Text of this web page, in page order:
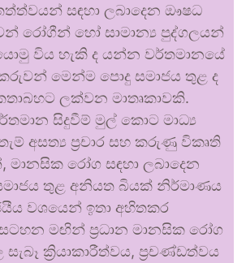
සඳහා ලබාදෙන ඖෂධ
රෝගීන් හෝ සාමාන්‍ය පුද්ගලයන්
විය හැකි ද යන්න වර්තමානයේ
මෙන්ම පොදු සමාජය තුළ ද
ලක්වන මාතෘකාවකි.
සිදුවීම් මුල් කොට මාධ්‍ය
අසත්‍ය ප්‍රචාර සහ කරුණු විකෘති
රෝග සඳහා ලබාදෙන
තුළ අනියත බියක් නිර්මාණය
වශයෙන් ඉතා අහිතකර
මඟින් ප්‍රධාන මානසික රෝග
ක්‍රියාකාරීත්වය, ප්‍රචණ්ඩත්වය